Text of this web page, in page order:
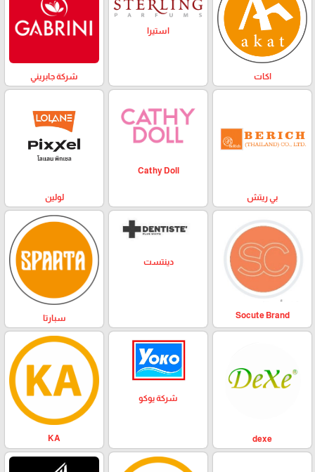
اكات
استيرا
شركة جابريني
بي ريتش
Cathy Doll
لولين
Socute Brand
دينتست
سبارتا
dexe
شركة يوكو
KA